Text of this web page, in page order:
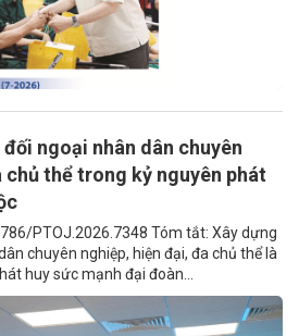
ngoại nhân dân chuyên
chủ thể trong kỷ nguyên phát
PTOJ.2026.7348 Tóm tắt: Xây dựng
chuyên nghiệp, hiện đại, đa chủ thể là
huy sức mạnh đại đoàn...